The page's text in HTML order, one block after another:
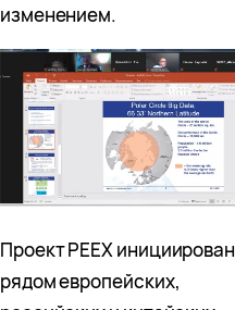
изменением.
Проект PEEX инициирован
рядом европейских,